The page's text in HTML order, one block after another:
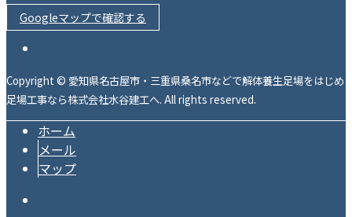
Googleマップで確認する
Copyright © 愛知県名古屋市・三重県桑名市などで解体養生足場をはじめ
足場工事なら株式会社水谷建工へ. All rights reserved.
ホーム
メール
マップ